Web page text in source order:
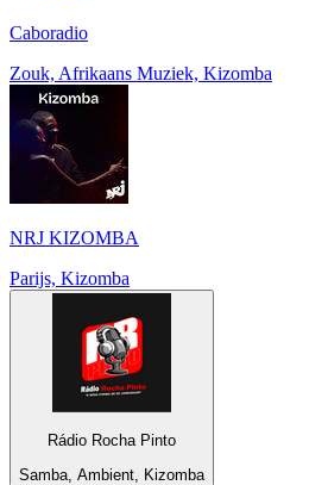
Caboradio
Zouk, Afrikaans Muziek, Kizomba
NRJ KIZOMBA
Parijs, Kizomba
Rádio Rocha Pinto
Samba, Ambient, Kizomba